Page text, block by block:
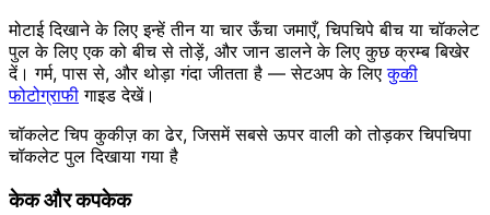
मोटाई दिखाने के लिए इन्हें तीन या चार ऊँचा जमाएँ, चिपचिपे बीच या चॉकलेट
पुल के लिए एक को बीच से तोड़ें, और जान डालने के लिए कुछ क्रम्ब बिखेर
दें। गर्म, पास से, और थोड़ा गंदा जीतता है — सेटअप के लिएकुकी
फोटोग्राफी गाइड देखें।
चॉकलेट चिप कुकीज़ का ढेर, जिसमें सबसे ऊपर वाली को तोड़कर चिपचिपा
चॉकलेट पुल दिखाया गया है
केक और कपकेक